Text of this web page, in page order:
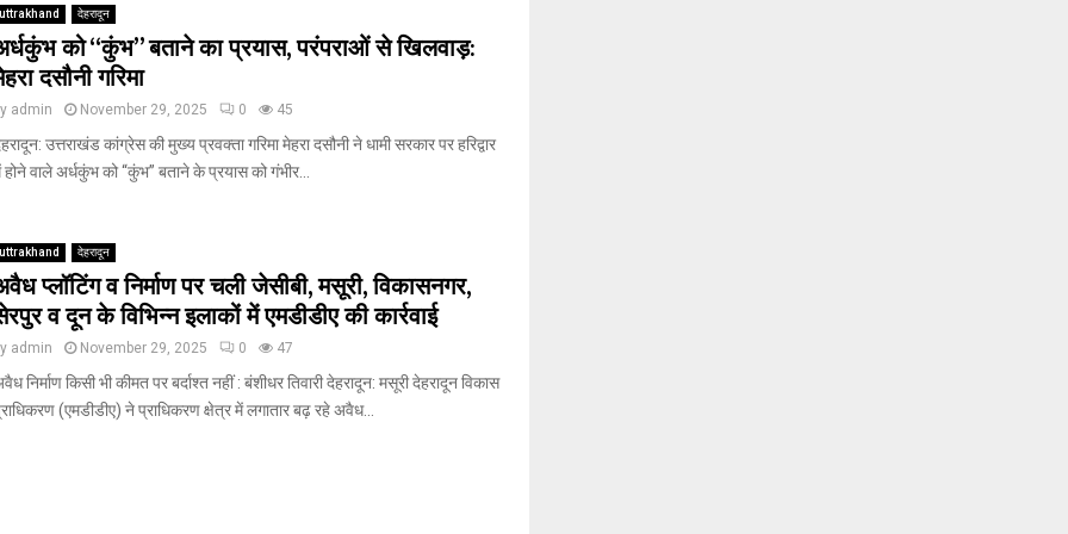
uttrakhand देहरादून
को “कुंभ” बताने का प्रयास, परंपराओं से खिलवाड़:
दसौनी गरिमा
admin November 29, 2025 0 45
उत्तराखंड कांग्रेस की मुख्य प्रवक्ता गरिमा मेहरा दसौनी ने धामी सरकार पर हरिद्वार
होने वाले अर्धकुंभ को “कुंभ” बताने के प्रयास को गंभीर...
uttrakhand देहरादून
प्लॉटिंग व निर्माण पर चली जेसीबी, मसूरी, विकासनगर,
व दून के विभिन्न इलाकों में एमडीडीए की कार्रवाई
admin November 29, 2025 0 47
निर्माण किसी भी कीमत पर बर्दाश्त नहीं : बंशीधर तिवारी देहरादून: मसूरी देहरादून विकास
(एमडीडीए) ने प्राधिकरण क्षेत्र में लगातार बढ़ रहे अवैध...